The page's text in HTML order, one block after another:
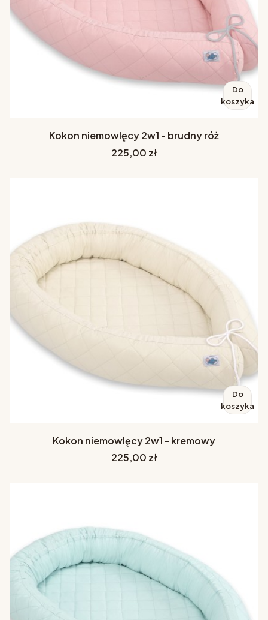
Do
koszyka
Kokon niemowlęcy 2w1 - brudny róż
Cena
225,00 zł
Do
koszyka
Kokon niemowlęcy 2w1 - kremowy
Cena
225,00 zł